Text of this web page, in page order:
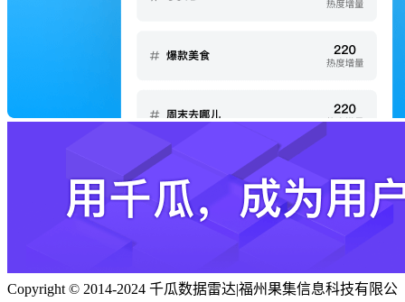
Copyright © 2014-2024 千瓜数据雷达|福州果集信息科技有限公